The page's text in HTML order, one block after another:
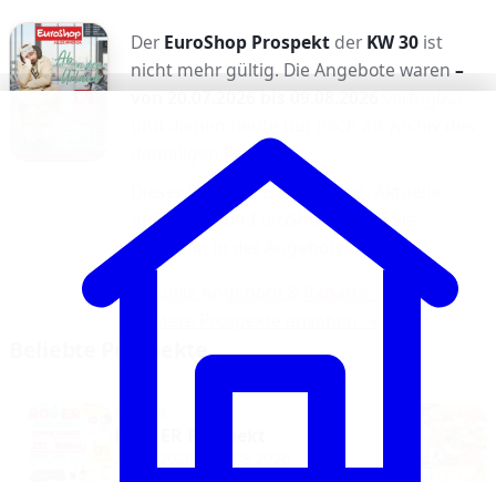
Der EuroShop Prospekt der KW 30 ist
nicht mehr gültig. Die Angebote waren –
von 20.07.2026 bis 09.08.2026verfügbar
damaligen Prospekts.
Dieser Prospekt ist archiviert. Aktuelle
Angebote von EuroShop finden Sie
weiterhin in der Angebotsübersicht.
Beliebte Prospekte